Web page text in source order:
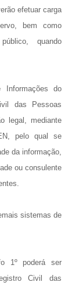
efetuar carga
bem como
quando
Informações do
das Pessoas
legal, mediante
pelo qual se
da informação,
ou consulente
sistemas de
1º poderá ser
Civil das